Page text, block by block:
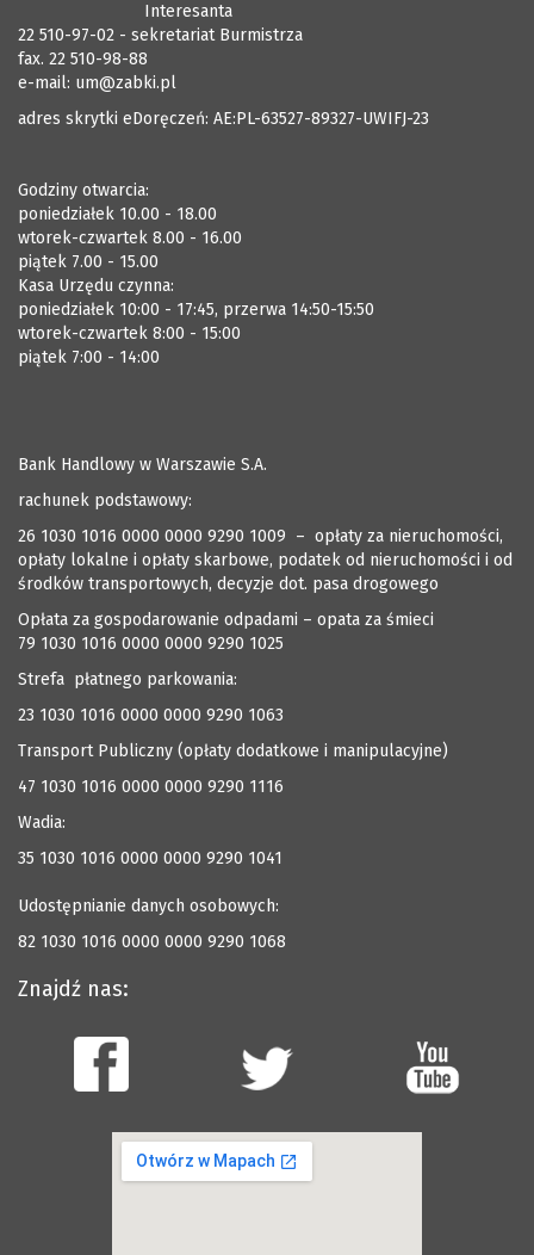
Interesanta
22 510-97-02 - sekretariat Burmistrza
fax. 22 510-98-88
e-mail: um@zabki.pl
adres skrytki eDoręczeń: AE:PL-63527-89327-UWIFJ-23
Godziny otwarcia:
poniedziałek 10.00 - 18.00
wtorek-czwartek 8.00 - 16.00
piątek 7.00 - 15.00
Kasa Urzędu czynna:
poniedziałek 10:00 - 17:45, przerwa 14:50-15:50
wtorek-czwartek 8:00 - 15:00
piątek 7:00 - 14:00
Bank Handlowy w Warszawie S.A.
rachunek podstawowy:
26 1030 1016 0000 0000 9290 1009 – opłaty za nieruchomości,
opłaty lokalne i opłaty skarbowe, podatek od nieruchomości i od
środków transportowych, decyzje dot. pasa drogowego
Opłata za gospodarowanie odpadami – opata za śmieci
79 1030 1016 0000 0000 9290 1025
Strefa płatnego parkowania:
23 1030 1016 0000 0000 9290 1063
Transport Publiczny (opłaty dodatkowe i manipulacyjne)
47 1030 1016 0000 0000 9290 1116
Wadia:
35 1030 1016 0000 0000 9290 1041
Udostępnianie danych osobowych:
82 1030 1016 0000 0000 9290 1068
Znajdź nas: